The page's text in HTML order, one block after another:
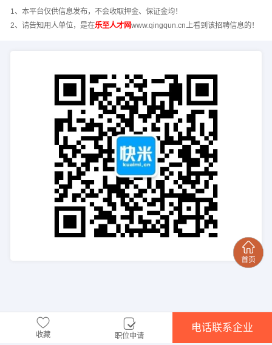
1、本平台仅供信息发布，不会收取押金、保证金均！
2、请告知用人单位，是在乐至人才网www.qingqun.cn上看到该招聘信息的！
收藏 职位申请
电话联系企业